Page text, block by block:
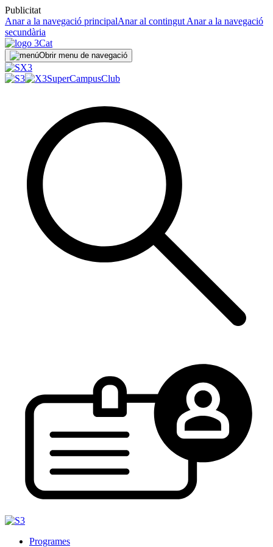
Publicitat
Anar a la navegació principalAnar al contingut Anar a la navegació
secundària
Obrir menu de navegació
SuperCampusClub
Programes